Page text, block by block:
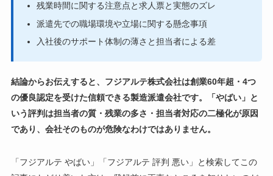
残業時間に関する注意点と求人票と実態のズレ
派遣先での職場環境や立場に関する懸念事項
入社後のサポート体制の薄さと担当者による差
結論からお伝えすると、フジアルテ株式会社は創業60年超・4つ
の優良認定を受けた信頼できる製造派遣会社です。「やばい」と
いう評判は担当者の質・残業の多さ・担当者対応の二極化が原因
であり、会社そのものが危険なわけではありません。
「フジアルテ やばい」「フジアルテ 評判 悪い」と検索してこの